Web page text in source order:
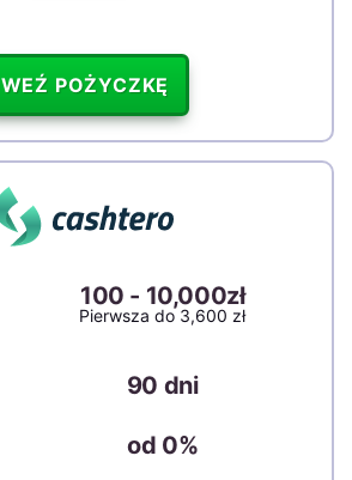
WEŹ POŻYCZKĘ
100 - 10,000zł
Pierwsza do 3,600 zł
90 dni
od 0%